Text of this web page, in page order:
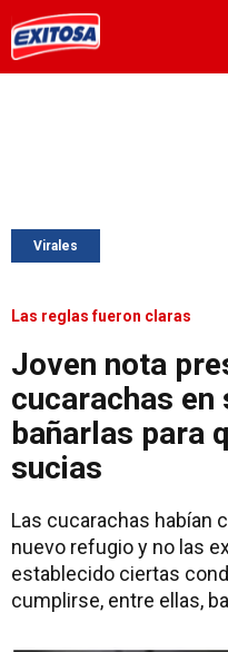
Virales
Las reglas fueron claras
Joven nota
cucarachas en
bañarlas para
sucias
Las cucarachas habían
nuevo refugio y no las
establecido ciertas
cumplirse, entre ellas,